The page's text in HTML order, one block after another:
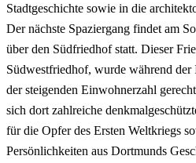
Stadtgeschichte sowie in die
Der nächste Spaziergang findet am
über den Südfriedhof statt. Dieser
Südwestfriedhof, wurde während
der steigenden Einwohnerzahl
sich dort zahlreiche
für die Opfer des Ersten Weltkriegs
Persönlichkeiten aus Dortmunds